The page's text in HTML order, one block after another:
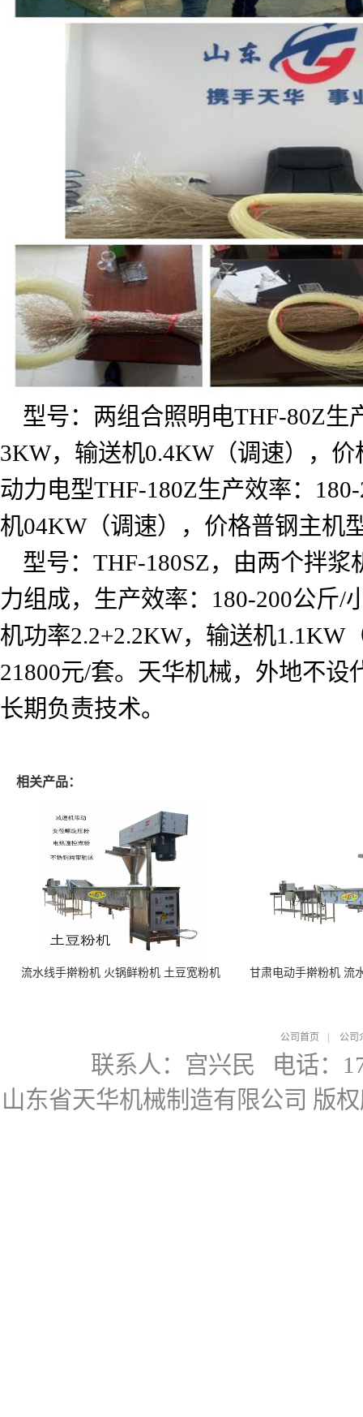
型号：两组合照明电THF-80Z生
3KW，输送机0.4KW（调速），价
动力电型THF-180Z生产效率：
机04KW（调速），价格普钢主机
型号： THF-180SZ ，由两个拌浆
力组成，生产效率： 180-200公斤/
机功率2.2+2.2KW，输送机1.1KW
21800元/套。天华机械，外地不设
长期负责技术。
相关产品：
流水线手擀粉机 火锅鲜粉机 土豆宽粉机 甘肃电动手擀粉机 流
公司首页 公司
联系人：宫兴民 电话：
山东省天华机械制造有限公司 版